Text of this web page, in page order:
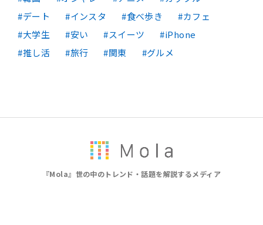
デート
インスタ 食べ歩き
カフェ
大学生
安い スイーツ
iPhone
推し活
旅行 関東 グルメ
『Mola』世の中のトレンド・話題を解説するメディア